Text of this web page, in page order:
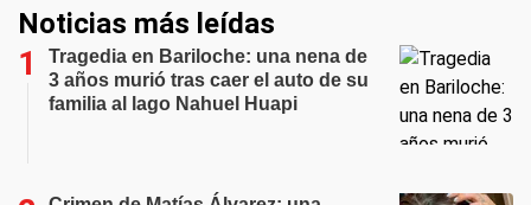
Noticias más leídas
Tragedia en Bariloche: una nena de
3 años murió tras caer el auto de su
familia al lago Nahuel Huapi